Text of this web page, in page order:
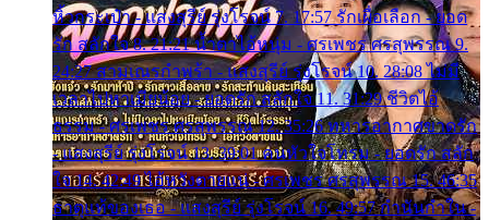
หิ้วกระเป๋า - แสงสุรีย์ รุ่งโรจน์ 7. 17:57 รักเผื่อเลือก - ยอด
รัก สลักใจ 8. 21:21 น้ำตาไอ้หนุ่ม - ศรเพชร ศรสุพรรณ 9.
24:27 สามเณรกำพร้า - แสงสุรีย์ รุ่งโรจน์ 10. 28:08 ไม่มี
เวลาไปหาเมียน้อย - ยอดรัก สลักใจ 11. 31:29 ชีวิตไอ้
ธรรม - ศรเพชร ศรสุพรรณ 12. 35:26 ทหารอากาศขาดรัก
- แสงสุรีย์ รุ่งโรจน์ 13. 39:01 คนหัวใจโทรม - ยอดรัก สลัก
ใจ 14. 42:49 ไอ้หวังตายแน่ - ศรเพชร ศรสุพรรณ 15. 46:35
ธาตุแท้ของเธอ - แสงสุรีย์ รุ่งโรจน์ 16. 49:57 กำนันกำใน -